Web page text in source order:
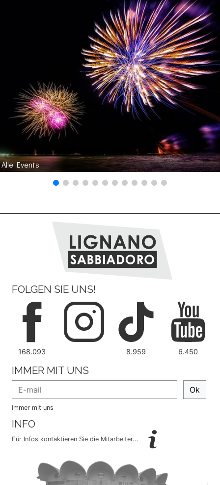
Alle Events
FOLGEN SIE UNS!
168.093 8.959 6.450
IMMER MIT UNS
Ok
Immer mit uns
INFO
Für Infos kontaktieren Sie die Mitarbeiter...